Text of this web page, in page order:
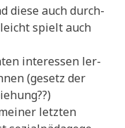
die­se auch durch­
spielt auch
inter­es­sen ler­
(gesetz der
letz­ten